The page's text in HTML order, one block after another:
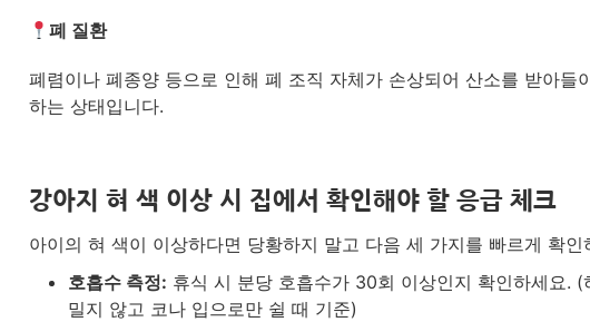
폐 질환
폐렴이나 폐종양 등으로 인해 폐 조직 자체가 손상되어 산소를 받아들
하는 상태입니다.
강아지 혀 색 이상 시 집에서 확인해야 할 응급 체크
아이의 혀 색이 이상하다면 당황하지 말고 다음 세 가지를 빠르게 확인
호흡수 측정: 휴식 시 분당 호흡수가 30회 이상인지 확인하세요. (
밀지 않고 코나 입으로만 쉴 때 기준)